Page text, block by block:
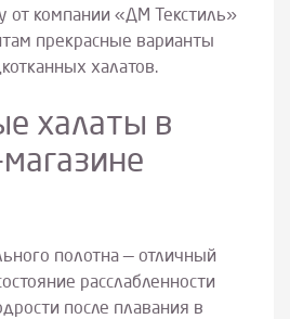
от компании «ДМ Текстиль»
прекрасные варианты
халатов.
халаты в
полотна — отличный
расслабленности
после плавания в